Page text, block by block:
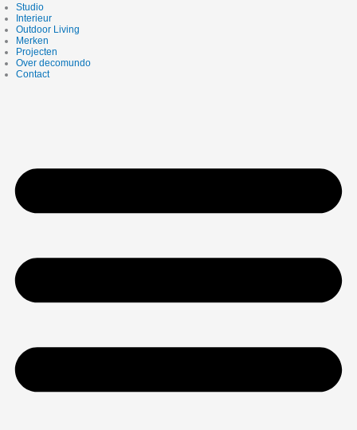
Studio
Interieur
Outdoor Living
Merken
Projecten
Over decomundo
Contact